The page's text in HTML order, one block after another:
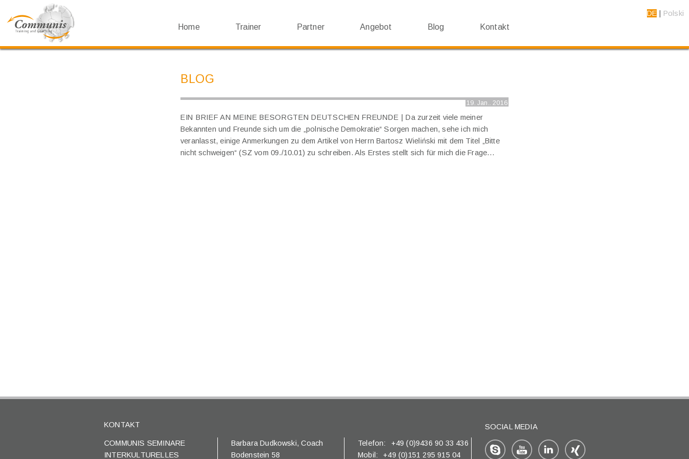
Home Trainer Partner Angebot Blog Kontakt
DE Polski
BLOG
19. Jan.. 2016
EIN BRIEF AN MEINE BESORGTEN DEUTSCHEN FREUNDE
Da zurzeit viele meiner
Bekannten und Freunde sich um die „polnische Demokratie“ Sorgen machen, sehe ich mich
veranlasst, einige Anmerkungen zu dem Artikel von Herrn Bartosz Wieliński mit dem Titel „Bitte
nicht schweigen“ (SZ vom 09./10.01) zu schreiben. Als Erstes stellt sich für mich die Frage…
KONTAKT
COMMUNIS SEMINARE
INTERKULTURELLES
Barbara Dudkowski,Coach
Bodenstein 58
Telefon:
+49 (0)9436 90 33 436
Mobil:
+49 (0)151 295 915 04
SOCIAL MEDIA